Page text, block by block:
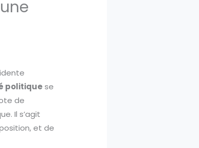
politiquese
de
Il s’agit
et de